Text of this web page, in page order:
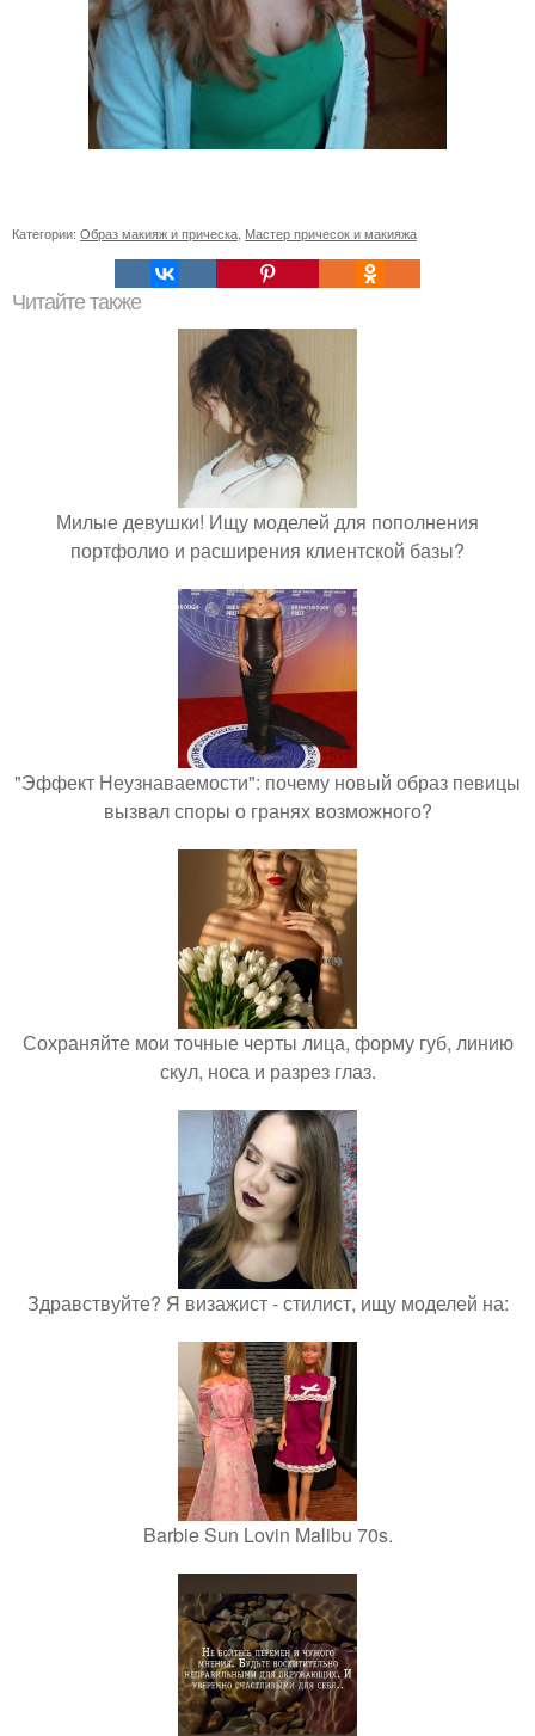
Категории: Образ макияж и прическа Мастер причесок и макияжа
Читайте также
Милые девушки! Ищу моделей для пополнения
портфолио и расширения клиентской базы?
"Эффект Неузнаваемости": почему новый образ певицы
вызвал споры о гранях возможного?
Сохраняйте мои точные черты лица, форму губ, линию
скул, носа и разрез глаз.
Здравствуйте? Я визажист - стилист, ищу моделей на:
Barbie Sun Lovin Malibu 70s.